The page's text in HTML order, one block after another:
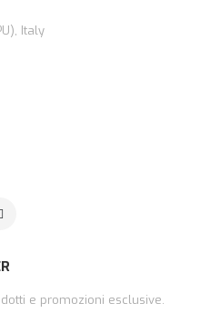
Italy
e promozioni esclusive.